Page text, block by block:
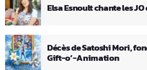
Elsa Esnoult chante les
Décès de Satoshi Mori,
Gift-o’-Animation